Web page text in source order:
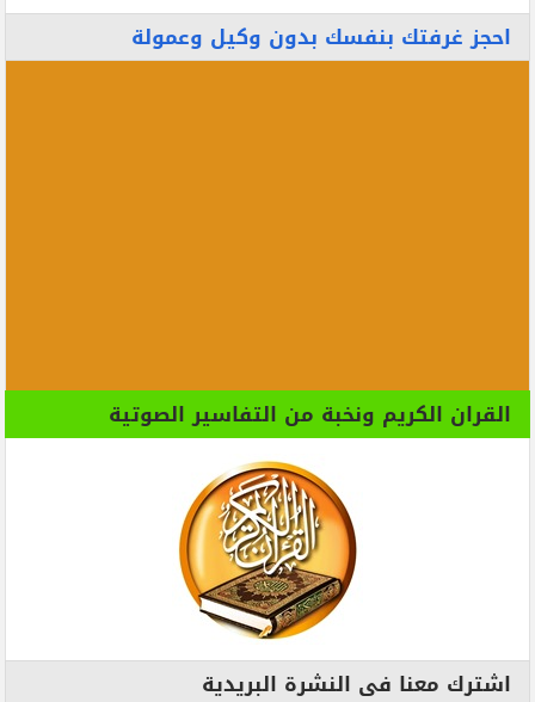
احجز غرفتك بنفسك بدون وكيل وعمولة
القران الكريم ونخبة من التفاسير الصوتية
اشترك معنا فى النشرة البريدية